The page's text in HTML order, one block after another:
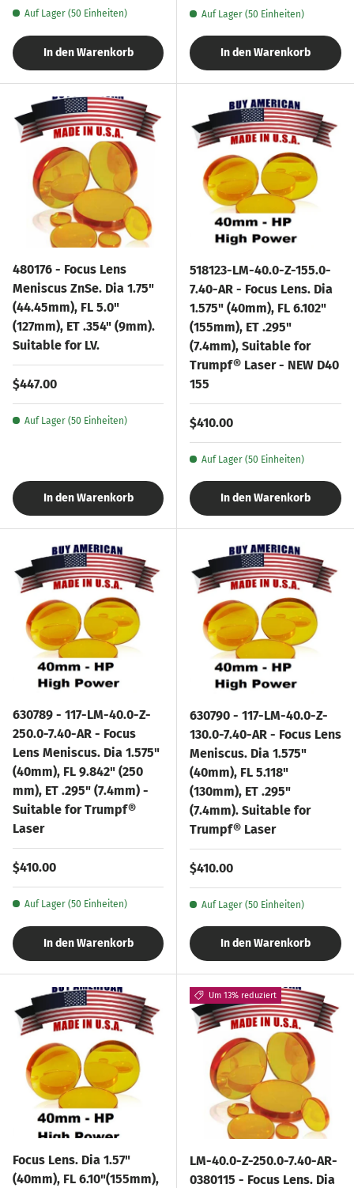
Auf Lager (50 Einheiten)
In den Warenkorb
Auf Lager (50 Einheiten)
In den Warenkorb
480176 - Focus Lens
Meniscus ZnSe. Dia 1.75"
(44.45mm), FL 5.0"
(127mm), ET .354" (9mm).
Suitable for LV.
Normaler Preis
$447.00
Auf Lager (50 Einheiten)
In den Warenkorb
518123-LM-40.0-Z-155.0-
7.40-AR - Focus Lens. Dia
1.575" (40mm), FL 6.102"
(155mm), ET .295"
(7.4mm), Suitable for
Trumpf® Laser - NEW D40
155
Normaler Preis
$410.00
Auf Lager (50 Einheiten)
In den Warenkorb
630789 - 117-LM-40.0-Z-
250.0-7.40-AR - Focus
Lens Meniscus. Dia 1.575"
(40mm), FL 9.842" (250
mm), ET .295" (7.4mm) -
Suitable for Trumpf®
Laser
Normaler Preis
$410.00
Auf Lager (50 Einheiten)
In den Warenkorb
630790 - 117-LM-40.0-Z-
130.0-7.40-AR - Focus Lens
Meniscus. Dia 1.575"
(40mm), FL 5.118"
(130mm), ET .295"
(7.4mm). Suitable for
Trumpf® Laser
Normaler Preis
$410.00
Auf Lager (50 Einheiten)
In den Warenkorb
Focus Lens. Dia 1.57"
(40mm), FL 6.10"(155mm),
Um 13% reduziert
LM-40.0-Z-250.0-7.40-AR-
0380115 - Focus Lens. Dia